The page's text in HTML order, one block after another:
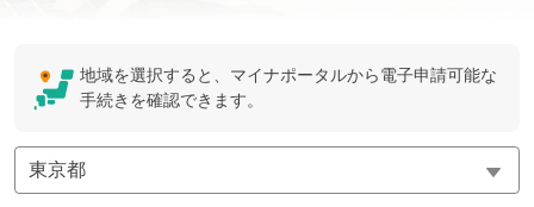
地域を選択すると、マイナポータルから電子申請可能な
手続きを確認できます。